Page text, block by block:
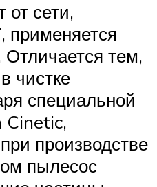
от сети,
применяется
Отличается тем,
чистке
специальной
Cinetic,
производстве
пылесос